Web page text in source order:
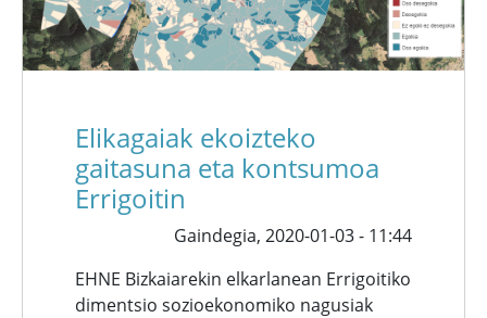
Elikagaiak ekoizteko
gaitasuna eta kontsumoa
Errigoitin
Gaindegia, 2020-01-03 - 11:44
EHNE Bizkaiarekin elkarlanean Errigoitiko
dimentsio sozioekonomiko nagusiak